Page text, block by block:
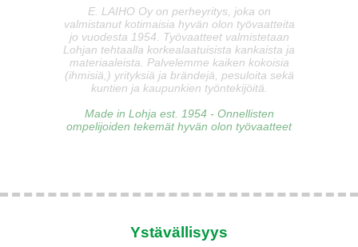
E. LAIHO Oy on perheyritys, joka on
valmistanut kotimaisia hyvän olon työvaatteita
jo vuodesta 1954. Työvaatteet valmistetaan
Lohjan tehtaalla korkealaatuisista kankaista ja
materiaaleista. Palvelemme kaiken kokoisia
(ihmisiä,) yrityksiä ja brändejä, pesuloita sekä
kuntien ja kaupunkien työntekijöitä.
Made in Lohja est. 1954 - Onnellisten
ompelijoiden tekemät hyvän olon työvaatteet
Ystävällisyys